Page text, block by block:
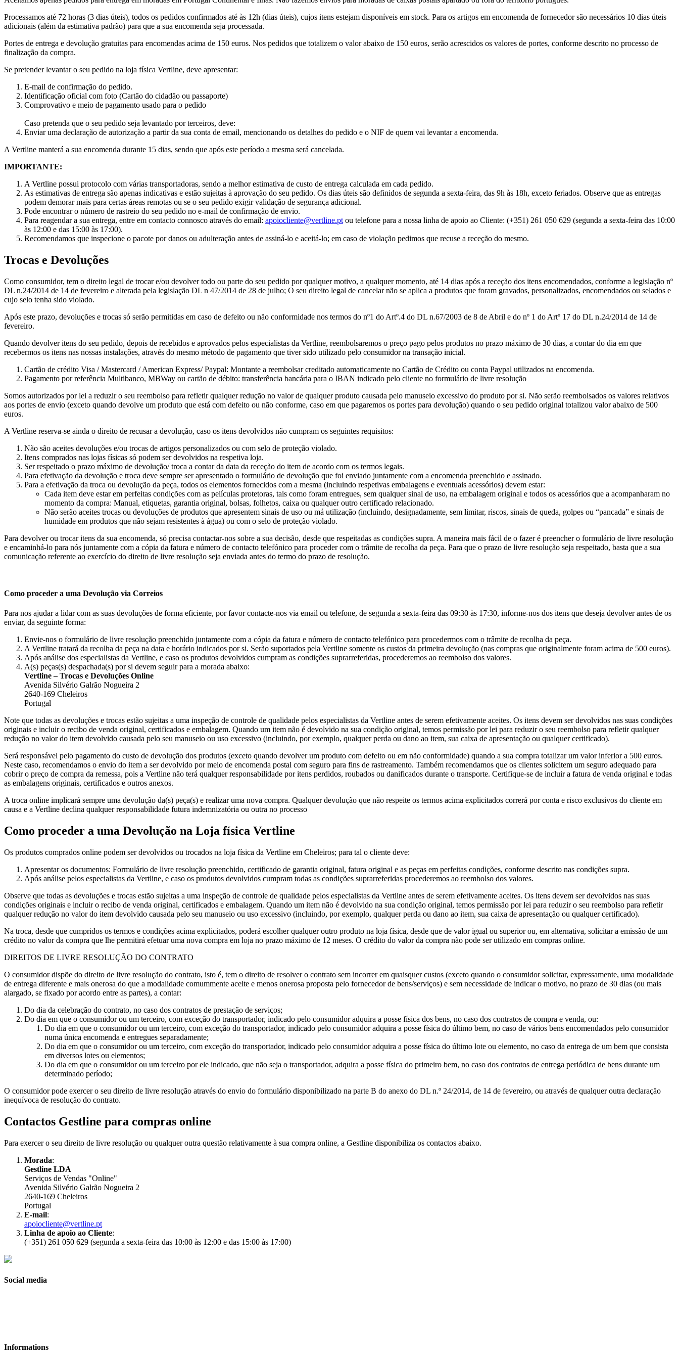
Processamos até 72 horas (3 dias úteis), todos os pedidos confirmados até às 12h (dias úteis), cujos itens estejam disponíveis em stock. Para os artigos em encomenda de fornecedor são necessários 10 dias úteis
adicionais (além da estimativa padrão) para que a sua encomenda seja processada.
Portes de entrega e devolução gratuitas para encomendas acima de 150 euros. Nos pedidos que totalizem o valor abaixo de 150 euros, serão acrescidos os valores de portes, conforme descrito no processo de
finalização da compra.
Se pretender levantar o seu pedido na loja física Vertline, deve apresentar:
E-mail de confirmação do pedido.
Identificação oficial com foto (Cartão do cidadão ou passaporte)
Comprovativo e meio de pagamento usado para o pedido
Caso pretenda que o seu pedido seja levantado por terceiros, deve:
Enviar uma declaração de autorização a partir da sua conta de email, mencionando os detalhes do pedido e o NIF de quem vai levantar a encomenda.
A Vertline manterá a sua encomenda durante 15 dias, sendo que após este período a mesma será cancelada.
IMPORTANTE:
A Vertline possui protocolo com várias transportadoras, sendo a melhor estimativa de custo de entrega calculada em cada pedido.
As estimativas de entrega são apenas indicativas e estão sujeitas à aprovação do seu pedido. Os dias úteis são definidos de segunda a sexta-feira, das 9h às 18h, exceto feriados. Observe que as entregas
podem demorar mais para certas áreas remotas ou se o seu pedido exigir validação de segurança adicional.
Pode encontrar o número de rastreio do seu pedido no e-mail de confirmação de envio.
Para reagendar a sua entrega, entre em contacto connosco através do email: apoiocliente@vertline.pt ou telefone para a nossa linha de apoio ao Cliente: (+351) 261 050 629 (segunda a sexta-feira das 10:00
às 12:00 e das 15:00 às 17:00).
Recomendamos que inspecione o pacote por danos ou adulteração antes de assiná-lo e aceitá-lo; em caso de violação pedimos que recuse a receção do mesmo.
Trocas e Devoluções
Como consumidor, tem o direito legal de trocar e/ou devolver todo ou parte do seu pedido por qualquer motivo, a qualquer momento, até 14 dias após a receção dos itens encomendados, conforme a legislação nº
DL n.24/2014 de 14 de fevereiro e alterada pela legislação DL n 47/2014 de 28 de julho; O seu direito legal de cancelar não se aplica a produtos que foram gravados, personalizados, encomendados ou selados e
cujo selo tenha sido violado.
Após este prazo, devoluções e trocas só serão permitidas em caso de defeito ou não conformidade nos termos do nº1 do Artº.4 do DL n.67/2003 de 8 de Abril e do nº 1 do Artº 17 do DL n.24/2014 de 14 de
fevereiro.
Quando devolver itens do seu pedido, depois de recebidos e aprovados pelos especialistas da Vertline, reembolsaremos o preço pago pelos produtos no prazo máximo de 30 dias, a contar do dia em que
recebermos os itens nas nossas instalações, através do mesmo método de pagamento que tiver sido utilizado pelo consumidor na transação inicial.
Cartão de crédito Visa / Mastercard / American Express/ Paypal: Montante a reembolsar creditado automaticamente no Cartão de Crédito ou conta Paypal utilizados na encomenda.
Pagamento por referência Multibanco, MBWay ou cartão de débito: transferência bancária para o IBAN indicado pelo cliente no formulário de livre resolução
Somos autorizados por lei a reduzir o seu reembolso para refletir qualquer redução no valor de qualquer produto causada pelo manuseio excessivo do produto por si. Não serão reembolsados os valores relativos
aos portes de envio (exceto quando devolve um produto que está com defeito ou não conforme, caso em que pagaremos os portes para devolução) quando o seu pedido original totalizou valor abaixo de 500
euros.
A Vertline reserva-se ainda o direito de recusar a devolução, caso os itens devolvidos não cumpram os seguintes requisitos:
Não são aceites devoluções e/ou trocas de artigos personalizados ou com selo de proteção violado.
Itens comprados nas lojas físicas só podem ser devolvidos na respetiva loja.
Ser respeitado o prazo máximo de devolução/ troca a contar da data da receção do item de acordo com os termos legais.
Para efetivação da devolução e troca deve sempre ser apresentado o formulário de devolução que foi enviado juntamente com a encomenda preenchido e assinado.
Para a efetivação da troca ou devolução da peça, todos os elementos fornecidos com a mesma (incluindo respetivas embalagens e eventuais acessórios) devem estar:
Cada item deve estar em perfeitas condições com as películas protetoras, tais como foram entregues, sem qualquer sinal de uso, na embalagem original e todos os acessórios que a acompanharam no
momento da compra: Manual, etiquetas, garantia original, bolsas, folhetos, caixa ou qualquer outro certificado relacionado.
Não serão aceites trocas ou devoluções de produtos que apresentem sinais de uso ou má utilização (incluindo, designadamente, sem limitar, riscos, sinais de queda, golpes ou “pancada” e sinais de
humidade em produtos que não sejam resistentes à água) ou com o selo de proteção violado.
Para devolver ou trocar itens da sua encomenda, só precisa contactar-nos sobre a sua decisão, desde que respeitadas as condições supra. A maneira mais fácil de o fazer é preencher o formulário de livre resolução
e encaminhá-lo para nós juntamente com a cópia da fatura e número de contacto telefónico para proceder com o trâmite de recolha da peça. Para que o prazo de livre resolução seja respeitado, basta que a sua
comunicação referente ao exercício do direito de livre resolução seja enviada antes do termo do prazo de resolução.
Como proceder a uma Devolução via Correios
Para nos ajudar a lidar com as suas devoluções de forma eficiente, por favor contacte-nos via email ou telefone, de segunda a sexta-feira das 09:30 às 17:30, informe-nos dos itens que deseja devolver antes de os
enviar, da seguinte forma:
Envie-nos o formulário de livre resolução preenchido juntamente com a cópia da fatura e número de contacto telefónico para procedermos com o trâmite de recolha da peça.
A Vertline tratará da recolha da peça na data e horário indicados por si. Serão suportados pela Vertline somente os custos da primeira devolução (nas compras que originalmente foram acima de 500 euros).
Após análise dos especialistas da Vertline, e caso os produtos devolvidos cumpram as condições suprarreferidas, procederemos ao reembolso dos valores.
A(s) peças(s) despachada(s) por si devem seguir para a morada abaixo:
Vertline – Trocas e Devoluções Online
Avenida Silvério Galrão Nogueira 2
2640-169 Cheleiros
Portugal
Note que todas as devoluções e trocas estão sujeitas a uma inspeção de controle de qualidade pelos especialistas da Vertline antes de serem efetivamente aceites. Os itens devem ser devolvidos nas suas condições
originais e incluir o recibo de venda original, certificados e embalagem. Quando um item não é devolvido na sua condição original, temos permissão por lei para reduzir o seu reembolso para refletir qualquer
redução no valor do item devolvido causada pelo seu manuseio ou uso excessivo (incluindo, por exemplo, qualquer perda ou dano ao item, sua caixa de apresentação ou qualquer certificado).
Será responsável pelo pagamento do custo de devolução dos produtos (exceto quando devolver um produto com defeito ou em não conformidade) quando a sua compra totalizar um valor inferior a 500 euros.
Neste caso, recomendamos o envio do item a ser devolvido por meio de encomenda postal com seguro para fins de rastreamento. Também recomendamos que os clientes solicitem um seguro adequado para
cobrir o preço de compra da remessa, pois a Vertline não terá qualquer responsabilidade por itens perdidos, roubados ou danificados durante o transporte. Certifique-se de incluir a fatura de venda original e todas
as embalagens originais, certificados e outros anexos.
A troca online implicará sempre uma devolução da(s) peça(s) e realizar uma nova compra. Qualquer devolução que não respeite os termos acima explicitados correrá por conta e risco exclusivos do cliente em
causa e a Vertline declina qualquer responsabilidade futura indemnizatória ou outra no processo
Como proceder a uma Devolução na Loja física Vertline
Os produtos comprados online podem ser devolvidos ou trocados na loja física da Vertline em Cheleiros; para tal o cliente deve:
Apresentar os documentos: Formulário de livre resolução preenchido, certificado de garantia original, fatura original e as peças em perfeitas condições, conforme descrito nas condições supra.
Após análise pelos especialistas da Vertline, e caso os produtos devolvidos cumpram todas as condições suprarreferidas procederemos ao reembolso dos valores.
Observe que todas as devoluções e trocas estão sujeitas a uma inspeção de controle de qualidade pelos especialistas da Vertline antes de serem efetivamente aceites. Os itens devem ser devolvidos nas suas
condições originais e incluir o recibo de venda original, certificados e embalagem. Quando um item não é devolvido na sua condição original, temos permissão por lei para reduzir o seu reembolso para refletir
qualquer redução no valor do item devolvido causada pelo seu manuseio ou uso excessivo (incluindo, por exemplo, qualquer perda ou dano ao item, sua caixa de apresentação ou qualquer certificado).
Na troca, desde que cumpridos os termos e condições acima explicitados, poderá escolher qualquer outro produto na loja física, desde que de valor igual ou superior ou, em alternativa, solicitar a emissão de um
crédito no valor da compra que lhe permitirá efetuar uma nova compra em loja no prazo máximo de 12 meses. O crédito do valor da compra não pode ser utilizado em compras online.
DIREITOS DE LIVRE RESOLUÇÃO DO CONTRATO
O consumidor dispõe do direito de livre resolução do contrato, isto é, tem o direito de resolver o contrato sem incorrer em quaisquer custos (exceto quando o consumidor solicitar, expressamente, uma modalidade
de entrega diferente e mais onerosa do que a modalidade comummente aceite e menos onerosa proposta pelo fornecedor de bens/serviços) e sem necessidade de indicar o motivo, no prazo de 30 dias (ou mais
alargado, se fixado por acordo entre as partes), a contar:
Do dia da celebração do contrato, no caso dos contratos de prestação de serviços;
Do dia em que o consumidor ou um terceiro, com exceção do transportador, indicado pelo consumidor adquira a posse física dos bens, no caso dos contratos de compra e venda, ou:
Do dia em que o consumidor ou um terceiro, com exceção do transportador, indicado pelo consumidor adquira a posse física do último bem, no caso de vários bens encomendados pelo consumidor
numa única encomenda e entregues separadamente;
Do dia em que o consumidor ou um terceiro, com exceção do transportador, indicado pelo consumidor adquira a posse física do último lote ou elemento, no caso da entrega de um bem que consista
em diversos lotes ou elementos;
Do dia em que o consumidor ou um terceiro por ele indicado, que não seja o transportador, adquira a posse física do primeiro bem, no caso dos contratos de entrega periódica de bens durante um
determinado período;
O consumidor pode exercer o seu direito de livre resolução através do envio do formulário disponibilizado na parte B do anexo do DL n.º 24/2014, de 14 de fevereiro, ou através de qualquer outra declaração
inequívoca de resolução do contrato.
Contactos Gestline para compras online
Para exercer o seu direito de livre resolução ou qualquer outra questão relativamente à sua compra online, a Gestline disponibiliza os contactos abaixo.
Morada:
Gestline LDA
Serviços de Vendas "Online"
Avenida Silvério Galrão Nogueira 2
2640-169 Cheleiros
Portugal
E-mail:
apoiocliente@vertline.pt
Linha de apoio ao Cliente:
(+351) 261 050 629 (segunda a sexta-feira das 10:00 às 12:00 e das 15:00 às 17:00)
Social media
Informations